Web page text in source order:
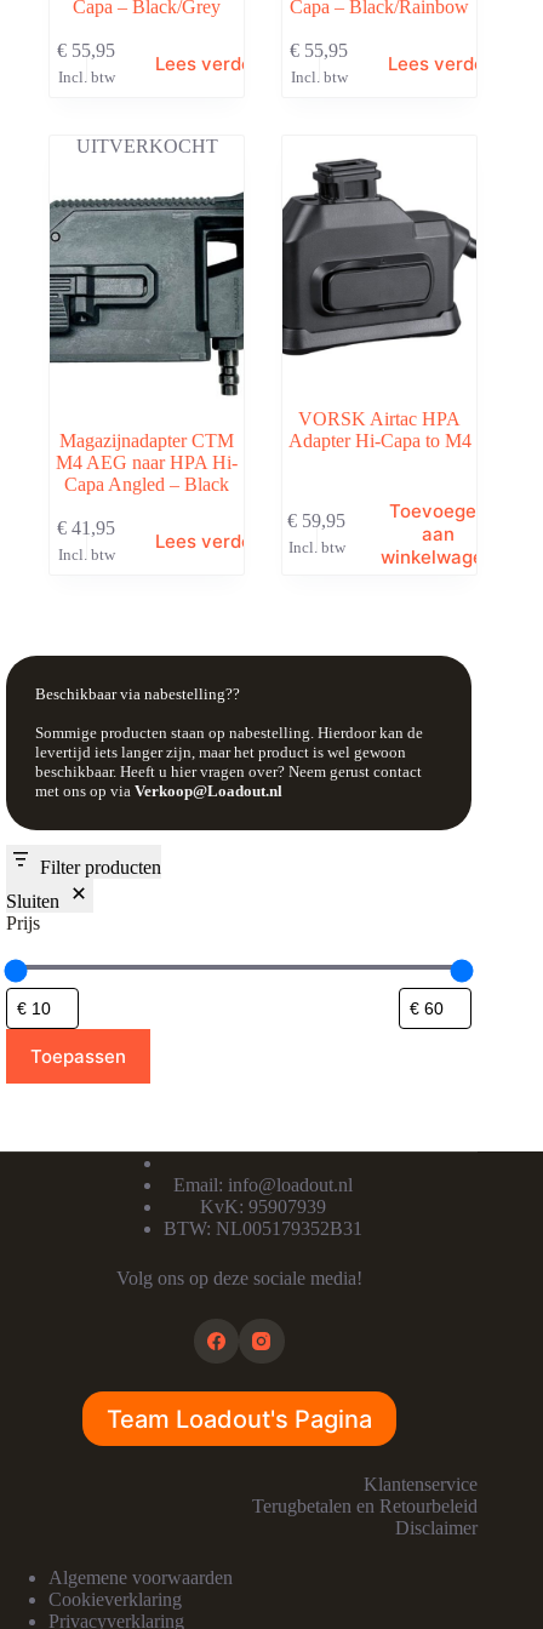
Capa – Black/Grey
€ 55,95
Incl. btw
Lees verder
Capa – Black/Rainbow
€ 55,95
Incl. btw
Lees verder
UITVERKOCHT
Magazijnadapter CTM
M4 AEG naar HPA Hi-
Capa Angled – Black
€ 41,95
Incl. btw
Lees verder
VORSK Airtac HPA
Adapter Hi-Capa to M4
€ 59,95
Incl. btw
Toevoegen
aan
winkelwagen
Beschikbaar via nabestelling??
Sommige producten staan op nabestelling. Hierdoor kan de
levertijd iets langer zijn, maar het product is wel gewoon
beschikbaar. Heeft u hier vragen over? Neem gerust contact
met ons op via Verkoop@Loadout.nl
Filter producten
Sluiten
Prijs
Toepassen
Email: info@loadout.nl
KvK: 95907939
BTW: NL005179352B31
Volg ons op deze sociale media!
Team Loadout's Pagina
Klantenservice
Terugbetalen en Retourbeleid
Disclaimer
Algemene voorwaarden
Cookieverklaring
Privacyverklaring